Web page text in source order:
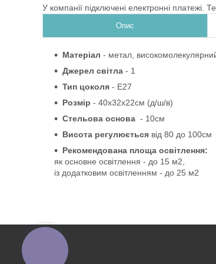
У компанії підключені електронні
Опис
Матеріал - метал,
Джерел світла - 1
Тип цоколя - Е27
Розмір - 40х32х22см (д/ш/в)
Стельова основа - 10см
Висота регулюється від 80 до 100см
Рекомендована площа освітлення:
як основне освітлення - до 15 м2,
із додатковим освітленням - до 25 м2